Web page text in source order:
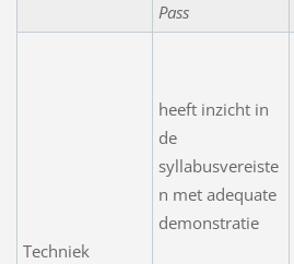
Pass
Techniek
heeft inzicht in
de
syllabusvereiste
n met adequate
demonstratie